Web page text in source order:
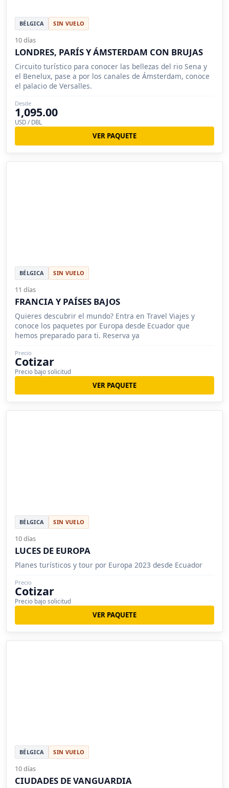
BÉLGICA SIN VUELO
10 días
LONDRES, PARÍS Y ÁMSTERDAM CON BRUJAS
Circuito turístico para conocer las bellezas del rio Sena y
el Benelux, pase a por los canales de Ámsterdam, conoce
el palacio de Versalles.
Desde
1,095.00
USD / DBL
VER PAQUETE
BÉLGICA SIN VUELO
11 días
FRANCIA Y PAÍSES BAJOS
Quieres descubrir el mundo? Entra en Travel Viajes y
conoce los paquetes por Europa desde Ecuador que
hemos preparado para ti. Reserva ya
Precio
Cotizar
Precio bajo solicitud
VER PAQUETE
BÉLGICA SIN VUELO
10 días
LUCES DE EUROPA
Planes turísticos y tour por Europa 2023 desde Ecuador
Precio
Cotizar
Precio bajo solicitud
VER PAQUETE
BÉLGICA SIN VUELO
10 días
CIUDADES DE VANGUARDIA